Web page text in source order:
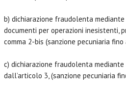
b) dichiarazione fraudolenta
documenti per operazioni inesistenti,
comma 2-bis (sanzione pecuniaria
c) dichiarazione fraudolenta
dall’articolo 3, (sanzione pecuniaria